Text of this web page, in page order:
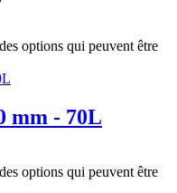
options qui peuvent être
mm - 70L
options qui peuvent être